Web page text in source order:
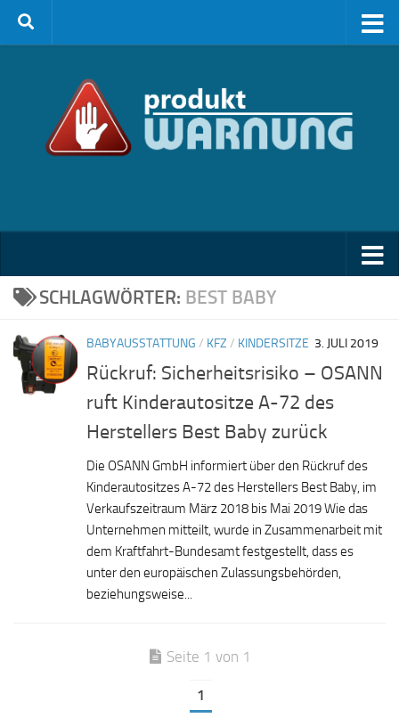
Zum Inhalt springen
SCHLAGWÖRTER: BEST BABY
BABYAUSSTATTUNG / KFZ / KINDERSITZE 3. JULI 2019
Rückruf: Sicherheitsrisiko – OSANN
ruft Kinderautositze A-72 des
Herstellers Best Baby zurück
Die OSANN GmbH informiert über den Rückruf des
Kinderautositzes A-72 des Herstellers Best Baby, im
Verkaufszeitraum März 2018 bis Mai 2019 Wie das
Unternehmen mitteilt, wurde in Zusammenarbeit mit
dem Kraftfahrt-Bundesamt festgestellt, dass es
unter den europäischen Zulassungsbehörden,
beziehungsweise...
Seite 1 von 1
1